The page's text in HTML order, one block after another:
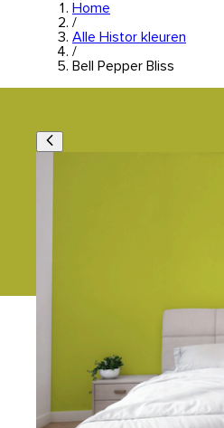
Home
/
Alle Histor kleuren
/
Bell Pepper Bliss